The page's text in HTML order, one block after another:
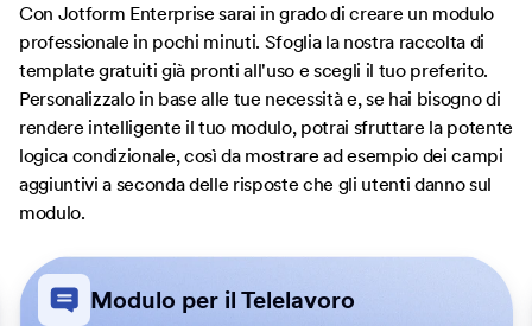
Con Jotform Enterprise sarai in grado di creare un modulo
professionale in pochi minuti. Sfoglia la nostra raccolta di
template gratuiti già pronti all'uso e scegli il tuo preferito.
Personalizzalo in base alle tue necessità e, se hai bisogno di
rendere intelligente il tuo modulo, potrai sfruttare la potente
logica condizionale, così da mostrare ad esempio dei campi
aggiuntivi a seconda delle risposte che gli utenti danno sul
modulo.
Modulo per il Telelavoro